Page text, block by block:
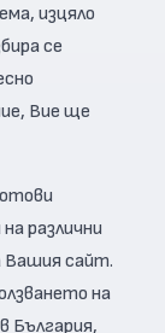
изцяло
се
Вие ще
различни
Вашия сайт.
на
България,